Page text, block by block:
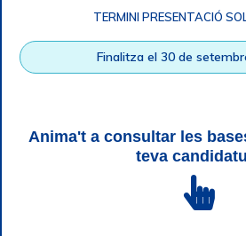
Accessibility Legal note | + info
TERMINI PRESENTACIÓ
Finalitza el 30 de
Anima't a consultar les
teva